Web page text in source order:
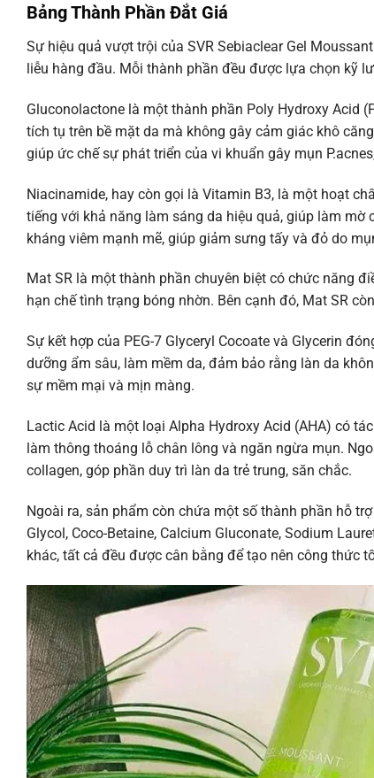
Bảng Thành Phần Đắt Giá
Sự hiệu quả vượt trội của SVR Sebiaclear Gel
liễu hàng đầu. Mỗi thành phần đều được lựa chọn kỹ
Gluconolactone là một thành phần Poly Hydroxy Acid
tích tụ trên bề mặt da mà không gây cảm giác khô
giúp ức chế sự phát triển của vi khuẩn gây mụn
Niacinamide, hay còn gọi là Vitamin B3, là một hoạt
tiếng với khả năng làm sáng da hiệu quả, giúp làm
kháng viêm mạnh mẽ, giúp giảm sưng tấy và đỏ do
Mat SR là một thành phần chuyên biệt có chức năng
hạn chế tình trạng bóng nhờn. Bên cạnh đó, Mat SR
Sự kết hợp của PEG-7 Glyceryl Cocoate và Glycerin
dưỡng ẩm sâu, làm mềm da, đảm bảo rằng làn da
sự mềm mại và mịn màng.
Lactic Acid là một loại Alpha Hydroxy Acid (AHA) có
làm thông thoáng lỗ chân lông và ngăn ngừa mụn.
collagen, góp phần duy trì làn da trẻ trung, săn chắc.
Ngoài ra, sản phẩm còn chứa một số thành phần hỗ
Glycol, Coco-Betaine, Calcium Gluconate, Sodium
khác, tất cả đều được cân bằng để tạo nên công thức